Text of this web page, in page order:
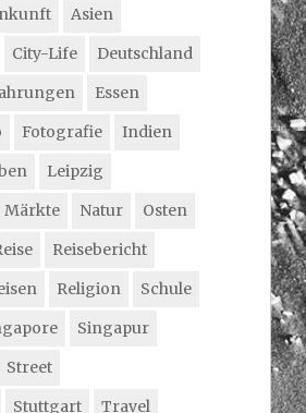
Asien
City-Life
Deutschland
Essen
Fotografie
Indien
Leipzig
Märkte Natur
Osten
Reisebericht
Religion
Schule
Singapur
Street
Stuttgart
Travel